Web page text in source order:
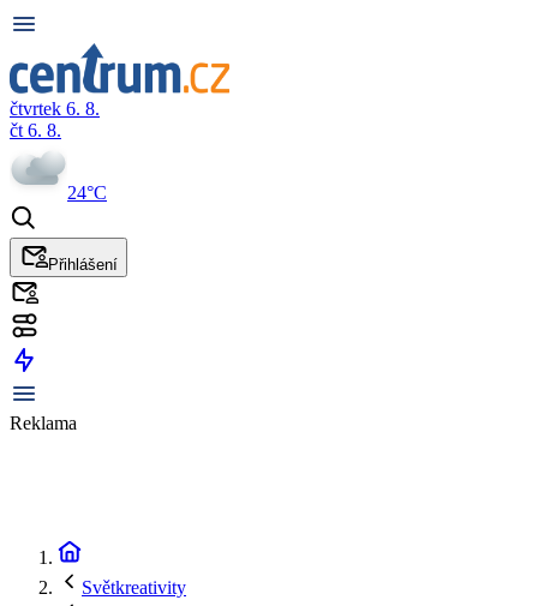
čtvrtek 6. 8.
čt 6. 8.
24°C
Přihlášení
Reklama
Světkreativity